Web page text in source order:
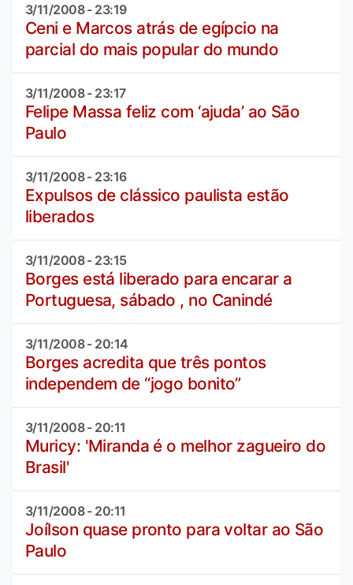
3/11/2008 - 23:19
Ceni e Marcos atrás de egípcio na
parcial do mais popular do mundo
3/11/2008 - 23:17
Felipe Massa feliz com ‘ajuda’ ao São
Paulo
3/11/2008 - 23:16
Expulsos de clássico paulista estão
liberados
3/11/2008 - 23:15
Borges está liberado para encarar a
Portuguesa, sábado , no Canindé
3/11/2008 - 20:14
Borges acredita que três pontos
independem de “jogo bonito”
3/11/2008 - 20:11
Muricy: 'Miranda é o melhor zagueiro do
Brasil'
3/11/2008 - 20:11
Joílson quase pronto para voltar ao São
Paulo